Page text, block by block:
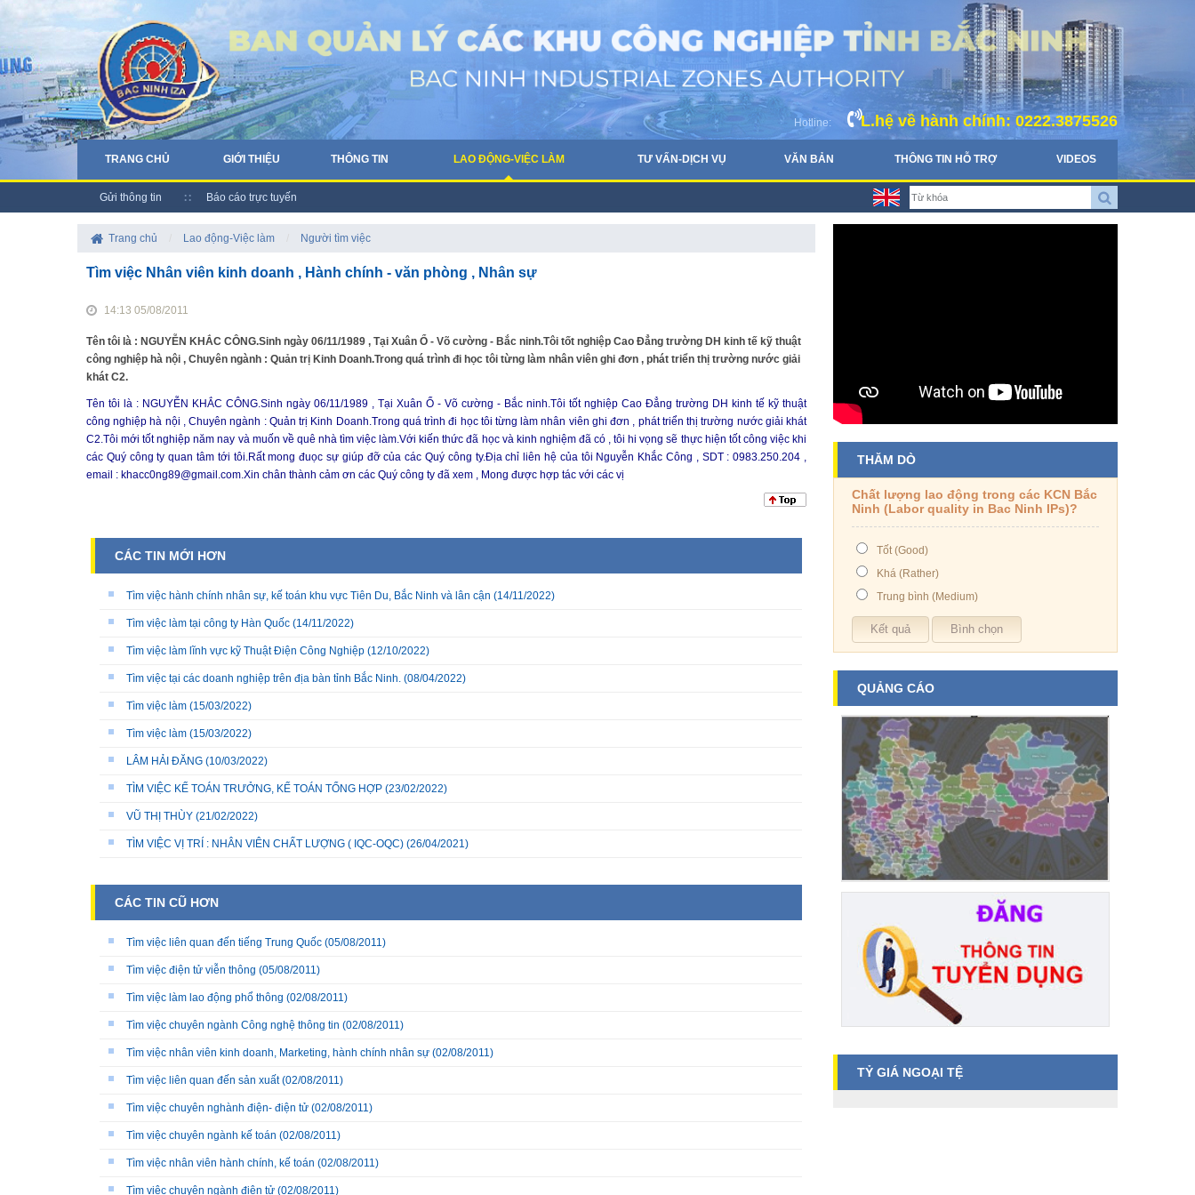
Hotline: L.hệ về hành chính: 0222.3875526
TRANG CHỦ GIỚI THIỆU THÔNG TIN LAO ĐỘNG-VIỆC LÀM TƯ VẤN-DỊCH VỤ VĂN BẢN THÔNG TIN HỖ TRỢ VIDEOS
Gửi thông tin Báo cáo trực tuyến
Trang chủ Lao động-Việc làm Người tìm việc
Tìm việc Nhân viên kinh doanh , Hành chính - văn phòng , Nhân sự
14:13 05/08/2011
Tên tôi là : NGUYỄN KHẮC CÔNG.Sinh ngày 06/11/1989 , Tại Xuân Ổ - Võ cường - Bắc ninh.Tôi tốt nghiệp Cao Đẳng trường DH kinh tế kỹ thuật
công nghiệp hà nội , Chuyên ngành : Quản trị Kinh Doanh.Trong quá trình đi học tôi từng làm nhân viên ghi đơn , phát triển thị trường nước giải
khát C2.
Tên tôi là : NGUYỄN KHẮC CÔNG.Sinh ngày 06/11/1989 , Tại Xuân Ổ - Võ cường - Bắc ninh.Tôi tốt nghiệp Cao Đẳng trường DH kinh tế kỹ thuật
công nghiệp hà nội , Chuyên ngành : Quản trị Kinh Doanh.Trong quá trình đi học tôi từng làm nhân viên ghi đơn , phát triển thị trường nước giải khát
C2.Tôi mới tốt nghiệp năm nay và muốn về quê nhà tìm việc làm.Với kiến thức đã học và kinh nghiệm đã có , tôi hi vọng sẽ thực hiện tốt công việc khi
các Quý công ty quan tâm tới tôi.Rất mong đuọc sự giúp đỡ của các Quý công ty.Địa chỉ liên hệ của tôi Nguyễn Khắc Công , SDT : 0983.250.204 ,
email : khacc0ng89@gmail.com.Xin chân thành cảm ơn các Quý công ty đã xem , Mong được hợp tác với các vị
CÁC TIN MỚI HƠN
Tìm việc hành chính nhân sự, kế toán khu vực Tiên Du, Bắc Ninh và lân cận (14/11/2022)
Tìm việc làm tại công ty Hàn Quốc (14/11/2022)
Tìm việc làm lĩnh vực kỹ Thuật Điện Công Nghiệp (12/10/2022)
Tìm việc tại các doanh nghiệp trên địa bàn tỉnh Bắc Ninh. (08/04/2022)
Tìm việc làm (15/03/2022)
Tìm việc làm (15/03/2022)
LÂM HẢI ĐĂNG (10/03/2022)
TÌM VIỆC KẾ TOÁN TRƯỞNG, KẾ TOÁN TỔNG HỢP (23/02/2022)
VŨ THỊ THÙY (21/02/2022)
TÌM VIỆC VỊ TRÍ : NHÂN VIÊN CHẤT LƯỢNG ( IQC-OQC) (26/04/2021)
CÁC TIN CŨ HƠN
Tìm việc liên quan đến tiếng Trung Quốc (05/08/2011)
Tìm việc điện tử viễn thông (05/08/2011)
Tìm việc làm lao động phổ thông (02/08/2011)
Tìm việc chuyên ngành Công nghệ thông tin (02/08/2011)
Tìm việc nhân viên kinh doanh, Marketing, hành chính nhân sự (02/08/2011)
Tìm việc liên quan đến sản xuất(02/08/2011)
Tìm việc chuyên nghành điện- điện tử (02/08/2011)
Tìm việc chuyên ngành kế toán (02/08/2011)
Tìm việc nhân viên hành chính, kế toán (02/08/2011)
Tìm việc chuyên ngành điện tử (02/08/2011)
THĂM DÒ
Chất lượng lao động trong các KCN Bắc
Ninh (Labor quality in Bac Ninh IPs)?
Tốt (Good)
Khá (Rather)
Trung bình (Medium)
QUẢNG CÁO
TỶ GIÁ NGOẠI TỆ